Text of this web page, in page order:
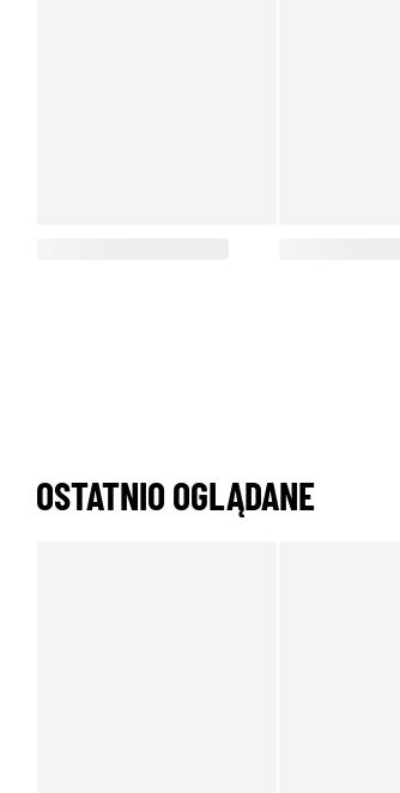
OSTATNIO OGLĄDANE